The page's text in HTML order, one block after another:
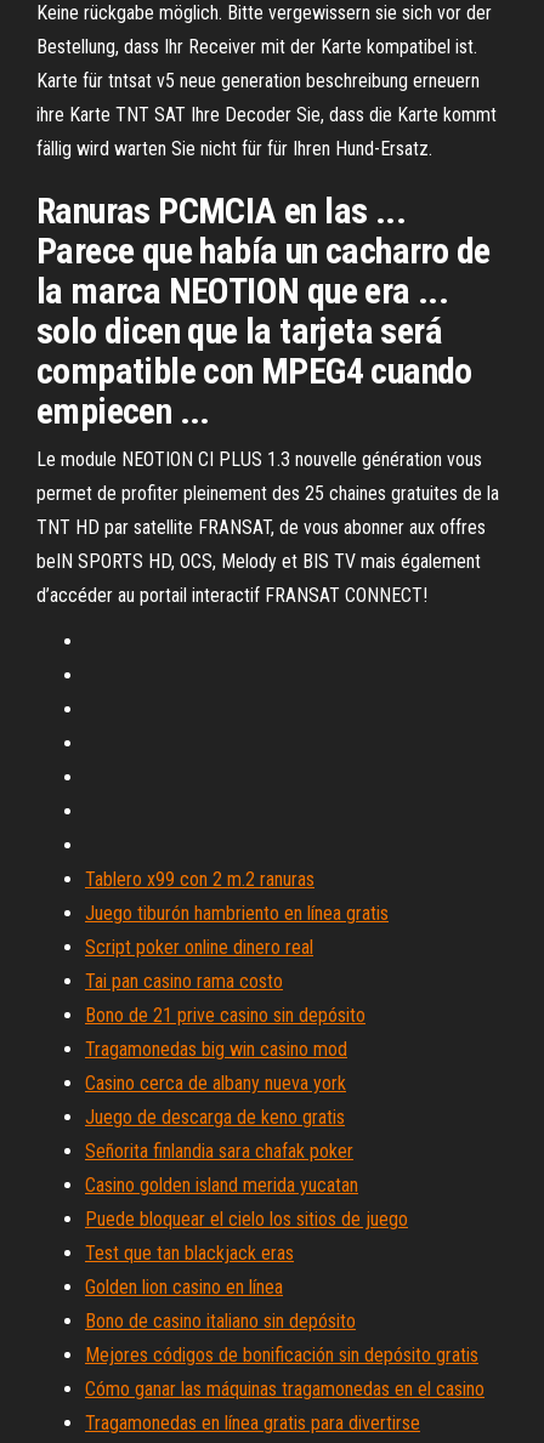
Keine rückgabe möglich. Bitte vergewissern sie sich vor der
Bestellung, dass Ihr Receiver mit der Karte kompatibel ist.
Karte für tntsat v5 neue generation beschreibung erneuern
ihre Karte TNT SAT Ihre Decoder Sie, dass die Karte kommt
fällig wird warten Sie nicht für für Ihren Hund-Ersatz.
Ranuras PCMCIA en las ...
Parece que había un cacharro de
la marca NEOTION que era ...
solo dicen que la tarjeta será
compatible con MPEG4 cuando
empiecen ...
Le module NEOTION CI PLUS 1.3 nouvelle génération vous
permet de profiter pleinement des 25 chaines gratuites de la
TNT HD par satellite FRANSAT, de vous abonner aux offres
beIN SPORTS HD, OCS, Melody et BIS TV mais également
d’accéder au portail interactif FRANSAT CONNECT!
Tablero x99 con 2 m.2 ranuras
Juego tiburón hambriento en línea gratis
Script poker online dinero real
Tai pan casino rama costo
Bono de 21 prive casino sin depósito
Tragamonedas big win casino mod
Casino cerca de albany nueva york
Juego de descarga de keno gratis
Señorita finlandia sara chafak poker
Casino golden island merida yucatan
Puede bloquear el cielo los sitios de juego
Test que tan blackjack eras
Golden lion casino en línea
Bono de casino italiano sin depósito
Mejores códigos de bonificación sin depósito gratis
Cómo ganar las máquinas tragamonedas en el casino
Tragamonedas en línea gratis para divertirse